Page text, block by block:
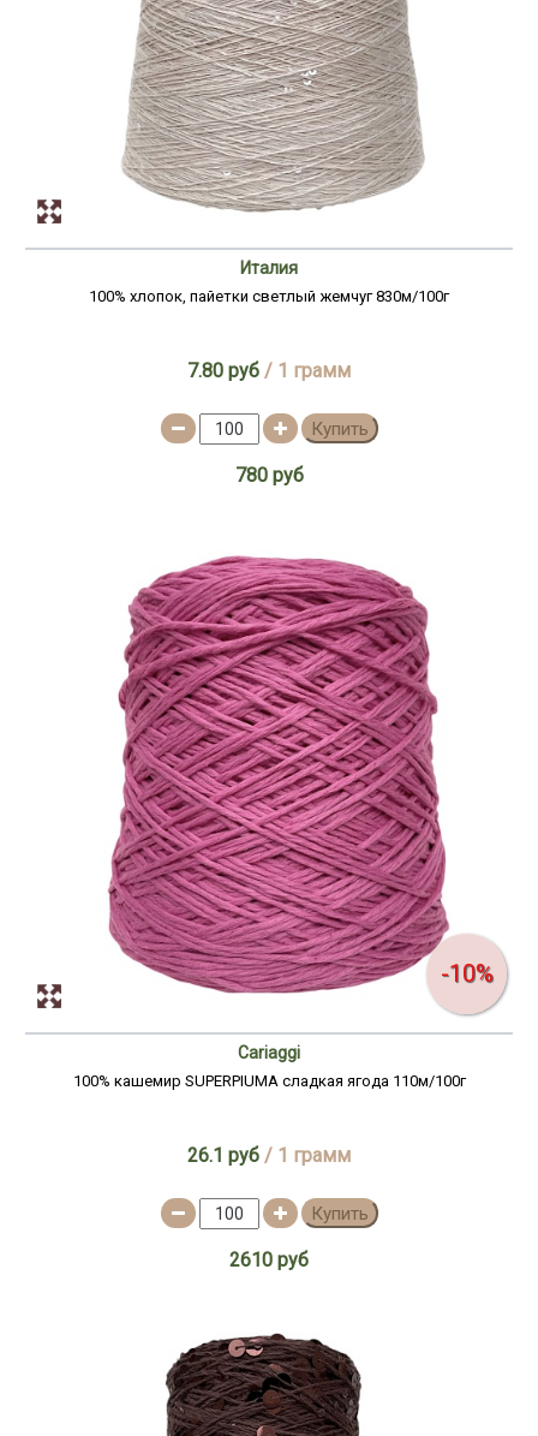
Италия
100% хлопок, пайетки светлый жемчуг 830м/100г
7.80 руб / 1 грамм
Купить
780 руб
-10%
Cariaggi
100% кашемир SUPERPIUMA сладкая ягода 110м/100г
26.1 руб / 1 грамм
Купить
2610 руб